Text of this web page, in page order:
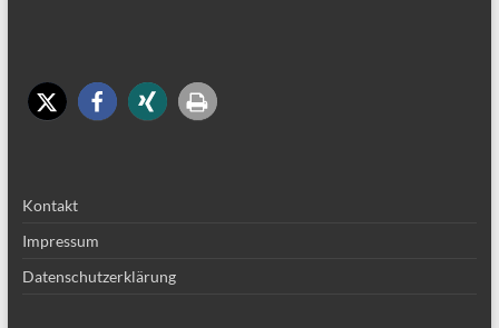
Kontakt
Impressum
Datenschutzerklärung